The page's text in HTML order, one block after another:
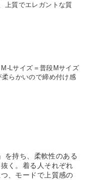
上質でエレガントな質
Lサイズ＝普段Mサイズ
らかいので締め付け感
持ち、柔軟性のある
く。着る人それぞれ
、モードで上質感の